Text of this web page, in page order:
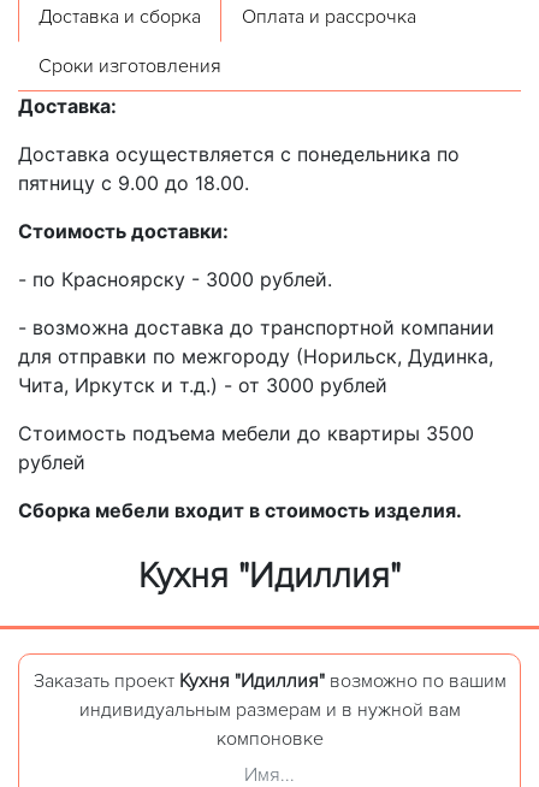
Доставка и сборка Оплата и рассрочка
Сроки изготовления
Доставка:
Доставка осуществляется с понедельника по
пятницу с 9.00 до 18.00.
Стоимость доставки:
- по Красноярску - 3000 рублей.
- возможна доставка до транспортной компании
для отправки по межгороду (Норильск, Дудинка,
Чита, Иркутск и т.д.) - от 3000 рублей
Стоимость подъема мебели до квартиры 3500
рублей
Сборка мебели входит в стоимость изделия.
Кухня "Идиллия"
Заказать проект Кухня "Идиллия"возможно по вашим
индивидуальным размерам и в нужной вам
компоновке